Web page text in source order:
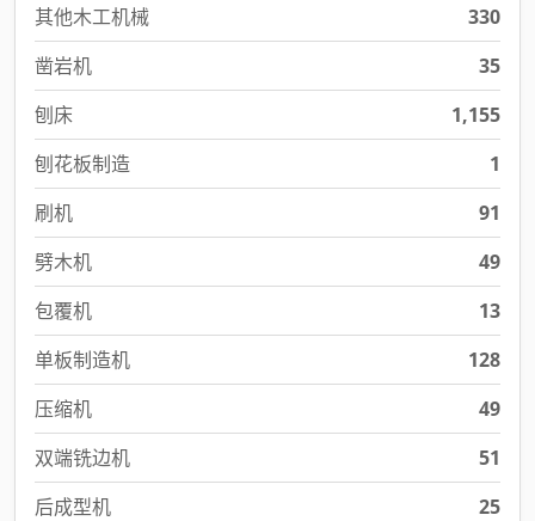
其他木工机械
330
凿岩机
35
刨床
1,155
刨花板制造
1
刷机
91
劈木机
49
包覆机
13
单板制造机
128
压缩机
49
双端铣边机
51
后成型机
25